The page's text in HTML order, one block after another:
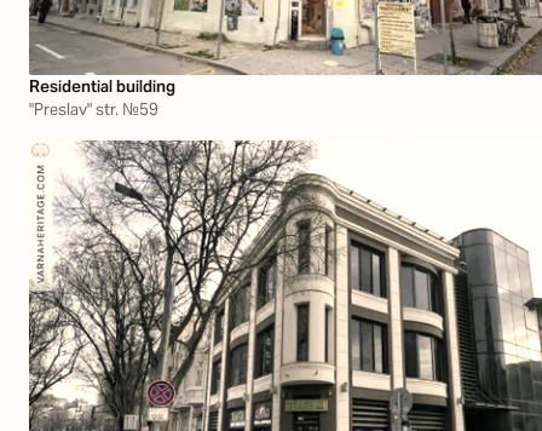
Residential building
"Preslav" str. №59